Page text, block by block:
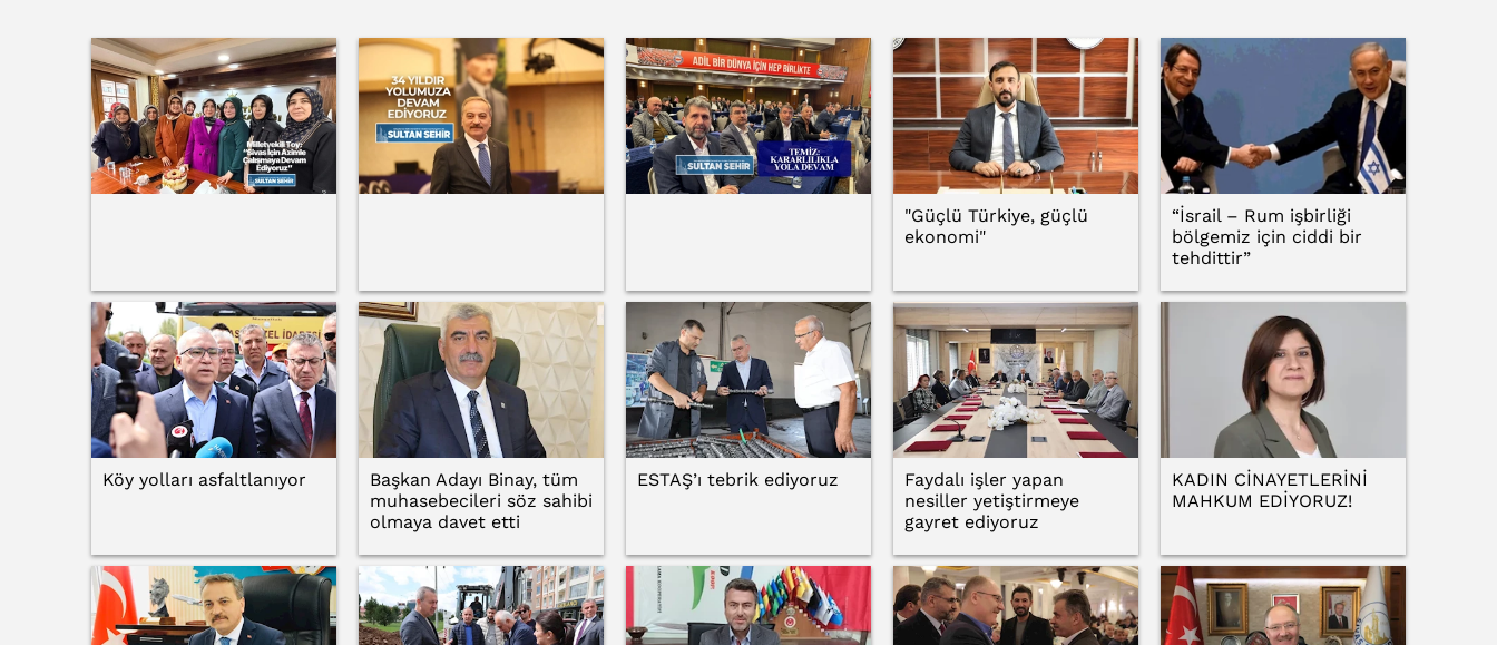
"Güçlü Türkiye, güçlü
ekonomi"
“İsrail – Rum işbirliği
bölgemiz için ciddi bir
tehdittir”
Köy yolları asfaltlanıyor
Başkan Adayı Binay, tüm
muhasebecileri söz sahibi
olmaya davet etti
ESTAŞ’ı tebrik ediyoruz
Faydalı işler yapan
nesiller yetiştirmeye
gayret ediyoruz
KADIN CİNAYETLERİNİ
MAHKUM EDİYORUZ!